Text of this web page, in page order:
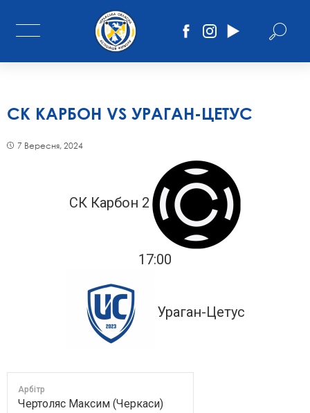
СК КАРБОН VS УРАГАН-ЦЕТУС
7 Вересня, 2024
СК Карбон 2
17:00
Ураган-Цетус
Арбітр
Чертоляс Максим (Черкаси)